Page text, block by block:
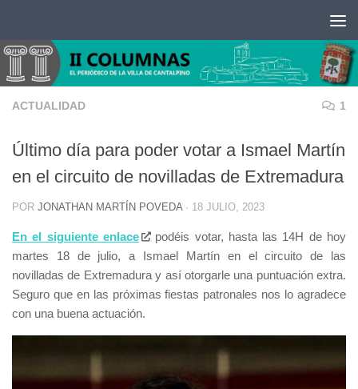
ACTUALIDAD 1
Último día para poder votar a Ismael Martín
en el circuito de novilladas de Extremadura
POR JONATHAN MARTÍN POVEDA · 18 JULIO, 2023
En el siguiente enlace
podéis votar, hasta las 14H de hoy
martes 18 de julio, a Ismael Martín en el circuito de las
novilladas de Extremadura y así otorgarle una puntuación extra.
Seguro que en las próximas fiestas patronales nos lo agradece
con una buena actuación.